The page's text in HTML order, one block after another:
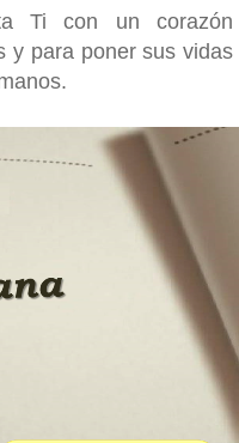
Ti con un corazón
y para poner sus vidas